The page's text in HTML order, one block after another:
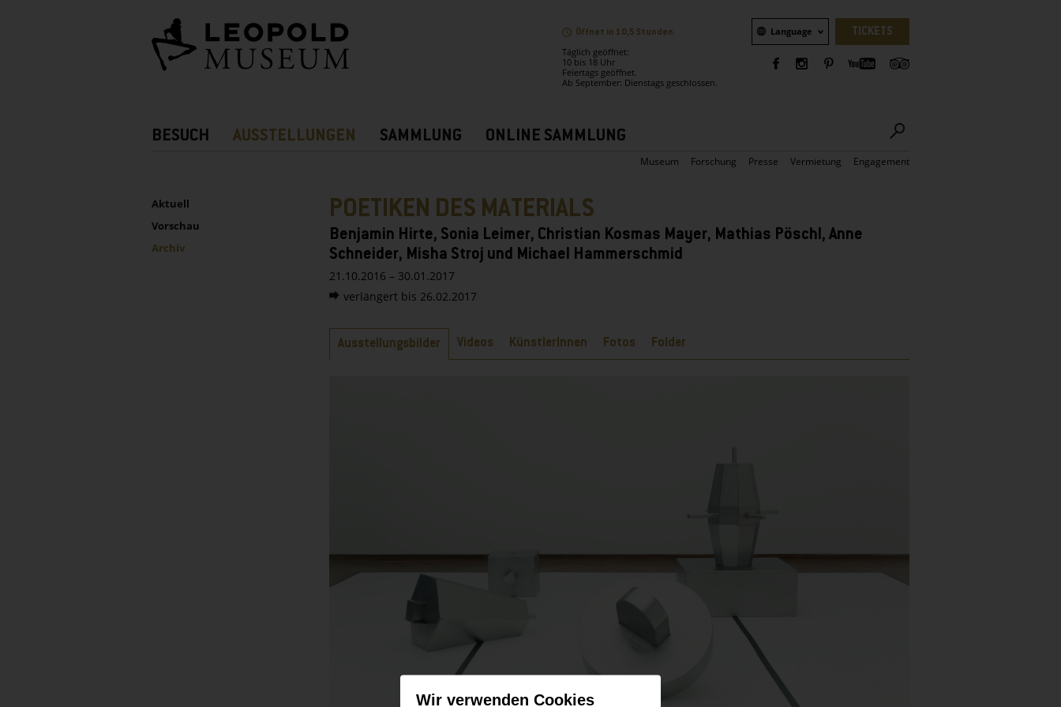
Wir verwenden Cookies
Öffnet in 10,5 Stunden.
Täglich geöffnet:
10 bis 18 Uhr
Feiertags geöffnet.
Ab September: Dienstags geschlossen.
Sprachauswahl
Language TICKETS
Hauptnavigation
BESUCH AUSSTELLUNGEN SAMMLUNG ONLINE SAMMLUNG
Museum Forschung Presse Vermietung Engagement
Sidebar
UNTERNAVIGATION
Aktuell
Vorschau
Archiv
POETIKEN DES MATERIALS
Benjamin Hirte, Sonia Leimer, Christian Kosmas Mayer, Mathias Pöschl, Anne
Schneider, Misha Stroj und Michael Hammerschmid
21.10.2016 – 30.01.2017
verlängert bis 26.02.2017
Reiter
Ausstellungsbilder Videos KünstlerInnen Fotos Folder